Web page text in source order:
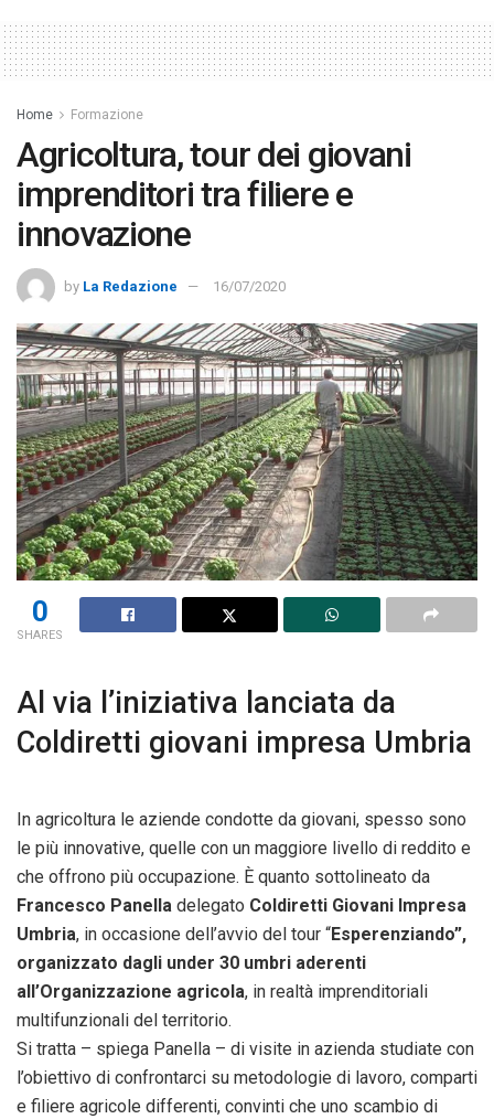
Home Formazione
Agricoltura, tour dei giovani
imprenditori tra filiere e
innovazione
by La Redazione 16/07/2020
0
SHARES
Al via l’iniziativa lanciata da
Coldiretti giovani impresa Umbria
In agricoltura le aziende condotte da giovani, spesso sono
le più innovative, quelle con un maggiore livello di reddito e
che offrono più occupazione. È quanto sottolineato da
Francesco Panella delegato Coldiretti Giovani Impresa
Umbria, in occasione dell’avvio del tour “Esperenziando”,
organizzato dagli under 30 umbri aderenti
all’Organizzazione agricola, in realtà imprenditoriali
multifunzionali del territorio.
Si tratta – spiega Panella – di visite in azienda studiate con
l’obiettivo di confrontarci su metodologie di lavoro, comparti
e filiere agricole differenti, convinti che uno scambio di